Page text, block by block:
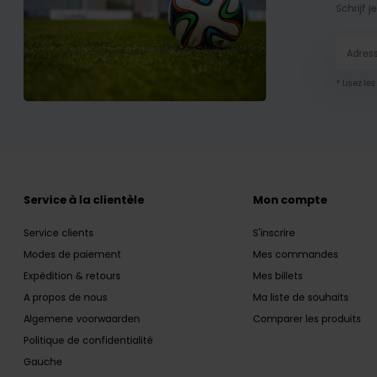
Schrijf
* Lisez
Service à la clientèle
Service clients
Modes de paiement
Expédition & retours
A propos de nous
Algemene voorwaarden
Politique de confidentialité
Gauche
Mon compte
S'inscrire
Mes commandes
Mes billets
Ma liste de souhaits
Comparer les produits